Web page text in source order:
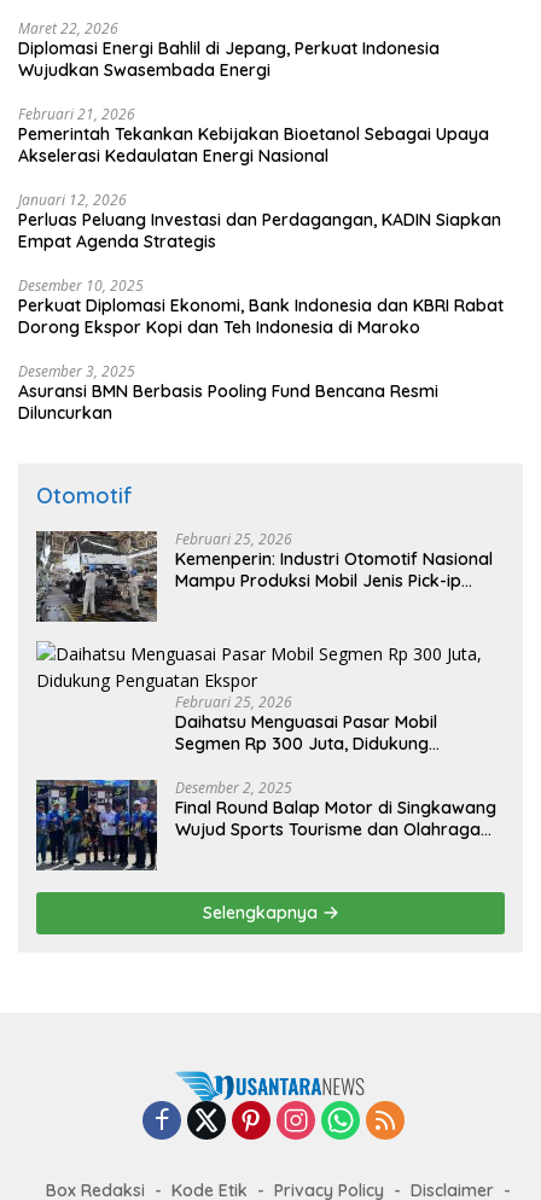
Maret 22, 2026
Diplomasi Energi Bahlil di Jepang, Perkuat Indonesia
Wujudkan Swasembada Energi
Februari 21, 2026
Pemerintah Tekankan Kebijakan Bioetanol Sebagai Upaya
Akselerasi Kedaulatan Energi Nasional
Januari 12, 2026
Perluas Peluang Investasi dan Perdagangan, KADIN Siapkan
Empat Agenda Strategis
Desember 10, 2025
Perkuat Diplomasi Ekonomi, Bank Indonesia dan KBRI Rabat
Dorong Ekspor Kopi dan Teh Indonesia di Maroko
Desember 3, 2025
Asuransi BMN Berbasis Pooling Fund Bencana Resmi
Diluncurkan
Otomotif
Februari 25, 2026
Kemenperin: Industri Otomotif Nasional
Mampu Produksi Mobil Jenis Pick-ip
Februari 25, 2026
Daihatsu Menguasai Pasar Mobil
Segmen Rp 300 Juta, Didukung
Desember 2, 2025
Final Round Balap Motor di Singkawang
Wujud Sports Tourisme dan Olahraga
Selengkapnya
Box Redaksi Kode Etik Privacy Policy Disclaimer